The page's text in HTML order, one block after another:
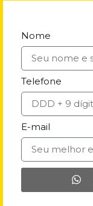
Nome
Telefone
E-mail